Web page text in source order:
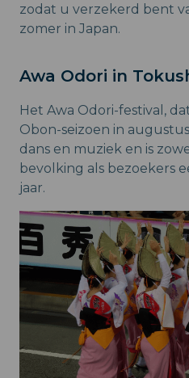
zodat u verzekerd bent
zomer in Japan.
Awa Odori in
Het Awa Odori-festival,
Obon-seizoen in
dans en muziek en is
bevolking als bezoekers
jaar.